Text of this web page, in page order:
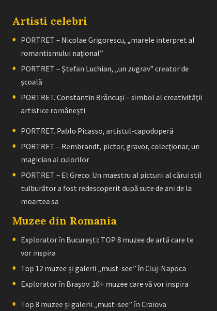
Artisti celebri
PORTRET – Nicolae Grigorescu, „marele interpret al
romantismului naţional”
PORTRET – Ştefan Luchian, „un zugrav” creator de
școală
PORTRET. Constantin Brâncuşi – simbol al creativităţii
artistice româneşti
PORTRET. Pablo Picasso, artistul-capodoperă
PORTRET – Rembrandt, pictor, gravor, colecţionar, un
magician al culorilor
PORTRET – El Greco: Un maestru al picturii al cărui stil
tulburător a fost redescoperit după sute de ani de la
moartea sa
Muzee din Romania
Explorator în București: TOP 8 muzee de artă care te
vor inspira
Top 12 muzee și galerii „must-see” în Cluj-Napoca
Explorator în Brașov: 10+ muzee care vă vor inspira
Top 8 muzee și galerii „must-see” în Craiova